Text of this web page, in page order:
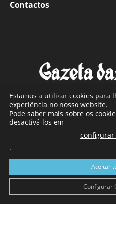
Contactos
Com sede nas Caldas da
a sul de distrito de Leiria,
toda a região Oeste. Jornal
Continental e
Estamos a utilizar cookies para
experiência no nosso website.
Pode saber mais sobre os
desactivá-los em
configurar
.
Aceitar
Configurar